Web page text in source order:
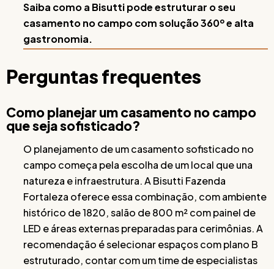
Saiba como a Bisutti pode estruturar o seu
casamento no campo com solução 360º e alta
gastronomia.
Perguntas frequentes
Como planejar um casamento no campo
que seja sofisticado?
O planejamento de um casamento sofisticado no
campo começa pela escolha de um local que una
natureza e infraestrutura. A Bisutti Fazenda
Fortaleza oferece essa combinação, com ambiente
histórico de 1820, salão de 800 m² com painel de
LED e áreas externas preparadas para cerimônias. A
recomendação é selecionar espaços com plano B
estruturado, contar com um time de especialistas